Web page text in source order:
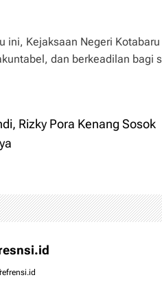
ini, Kejaksaan Negeri
dan berkeadilan bagi
Rizky Pora Kenang Sosok